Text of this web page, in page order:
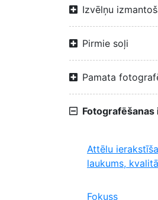
Izvēlņu
Pirmie soļi
Pamata
Attēlu
laukums,
Fokuss